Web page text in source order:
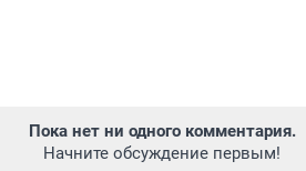
Пока нет ни одного комментария.
Начните обсуждение первым!